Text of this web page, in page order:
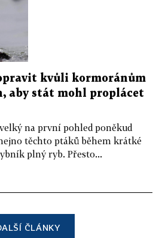
kvůli kormoránům
aby stát mohl proplácet
na první pohled poněkud
těchto ptáků během krátké
plný ryb. Přesto...
ČLÁNKY